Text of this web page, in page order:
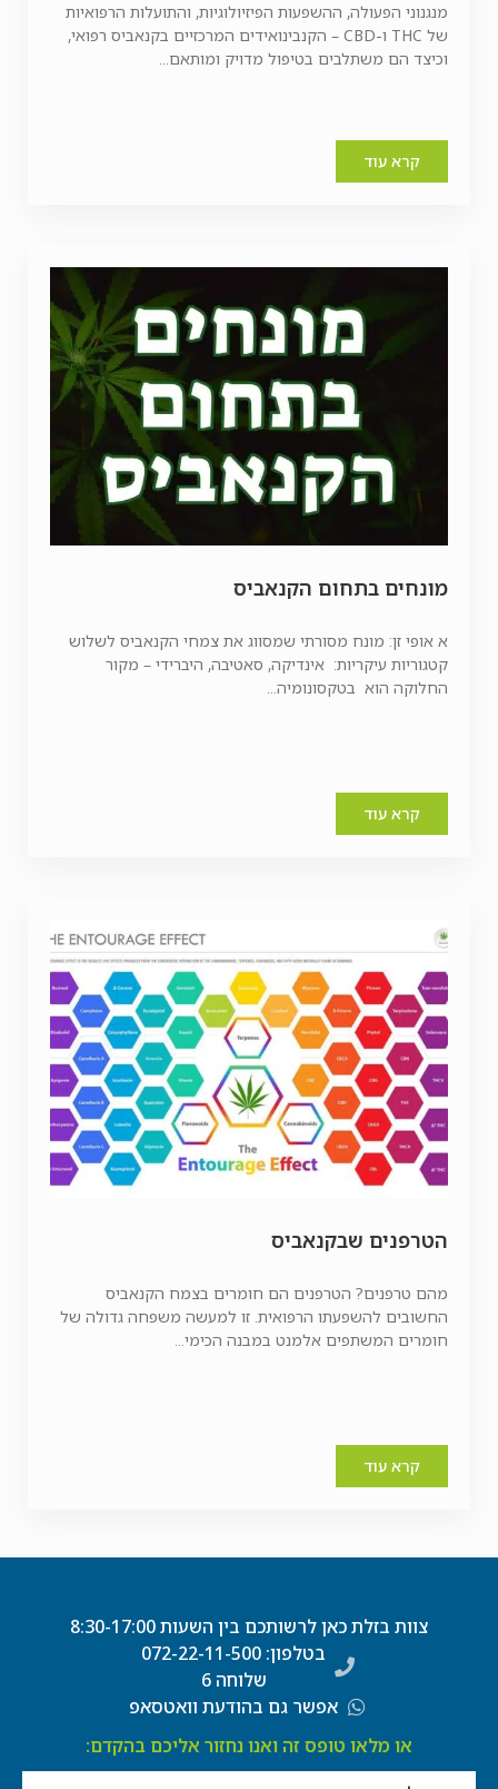
מנגנוני הפעולה, ההשפעות הפיזיולוגיות, והתועלות הרפואיות
של THC ו-CBD – הקנבינואידים המרכזיים בקנאביס רפואי,
וכיצד הם משתלבים בטיפול מדויק ומותאם...
קרא עוד
מונחים בתחום הקנאביס
א אופי זן: מונח מסורתי שמסווג את צמחי הקנאביס לשלוש
קטגוריות עיקריות: אינדיקה, סאטיבה, היברידי – מקור
החלוקה הוא בטקסונומיה...
קרא עוד
הטרפנים שבקנאביס
מהם טרפנים? הטרפנים הם חומרים בצמח הקנאביס
החשובים להשפעתו הרפואית. זו למעשה משפחה גדולה של
חומרים המשתפים אלמנט במבנה הכימי...
קרא עוד
צוות בזלת כאן לרשותכם בין השעות 8:30-17:00
בטלפון: 072-22-11-500
שלוחה 6
אפשר גם בהודעת וואטסאפ
או מלאו טופס זה ואנו נחזור אליכם בהקדם: